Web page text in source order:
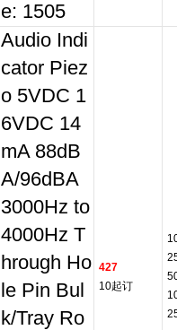
e: 1505
Audio Indi
cator Piez
o 5VDC 1
6VDC 14
mA 88dB
A/96dBA
3000Hz to
4000Hz T
hrough Ho
le Pin Bul
k/Tray Ro
427
10起订